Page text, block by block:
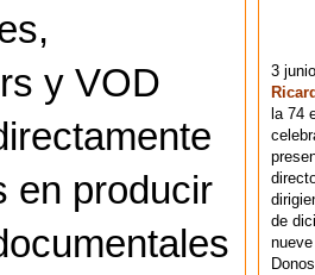
y VOD
en producir
3
la 74
de